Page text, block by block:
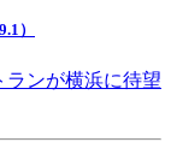
）
ンが横浜に待望